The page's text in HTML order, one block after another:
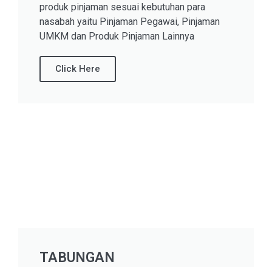
produk pinjaman sesuai kebutuhan para
nasabah yaitu Pinjaman Pegawai, Pinjaman
UMKM dan Produk Pinjaman Lainnya
Click Here
TABUNGAN